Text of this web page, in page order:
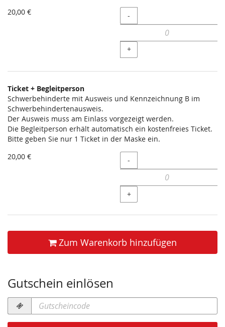
20,00 €
Menge
-
+
Ticket + Begleitperson
Schwerbehinderte mit Ausweis und Kennzeichnung B im
Schwerbehindertenausweis.
Der Ausweis muss am Einlass vorgezeigt werden.
Die Begleitperson erhält automatisch ein kostenfreies Ticket.
Bitte geben Sie nur 1 Ticket in der Maske ein.
20,00 €
Menge
-
+
Zum Warenkorb hinzufügen
Gutschein einlösen
Gutscheincode
erforderlich